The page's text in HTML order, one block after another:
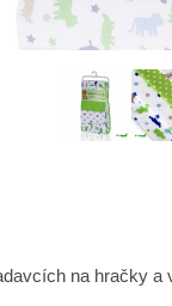
na hračky a